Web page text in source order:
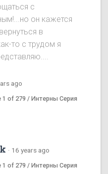
с
он кажется
в
то с трудом я
ago
1 of 279 / Интерны Серия
· 16 years ago
1 of 279 / Интерны Серия